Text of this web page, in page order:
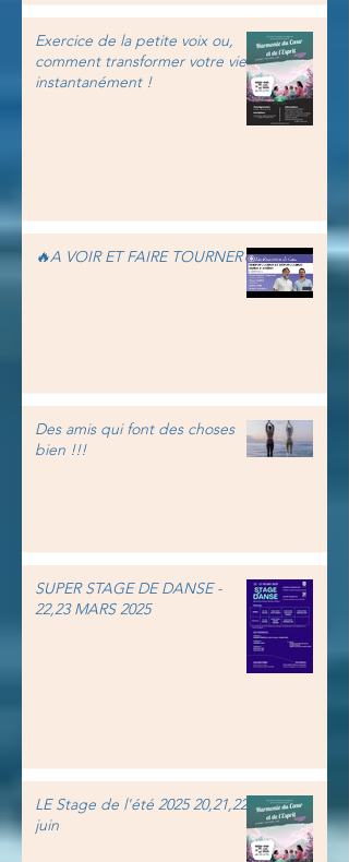
Exercice de la petite voix ou,
comment transformer votre vie
instantanément !
🔥A VOIR ET FAIRE TOURNER🔥
Des amis qui font des choses
bien !!!
SUPER STAGE DE DANSE -
22,23 MARS 2025
LE Stage de l'été 2025 20,21,22
juin